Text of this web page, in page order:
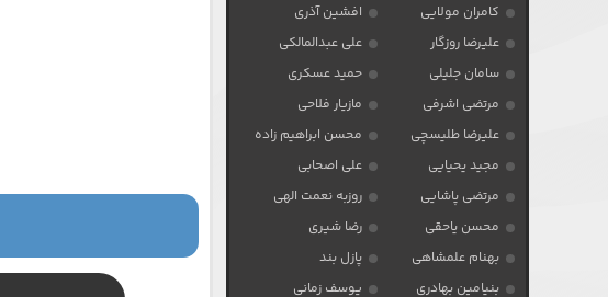
کامران مولایی
افشین آذری
علیرضا روزگار
علی عبدالمالکی
سامان جلیلی
حمید عسکری
مرتضی اشرفی
مازیار فلاحی
علیرضا طلیسچی
محسن ابراهیم زاده
مجید یحیایی
علی اصحابی
مرتضی پاشایی
روزبه نعمت الهی
محسن یاحقی
رضا شیری
بهنام علمشاهی
پازل بند
بنیامین بهادری
یوسف زمانی